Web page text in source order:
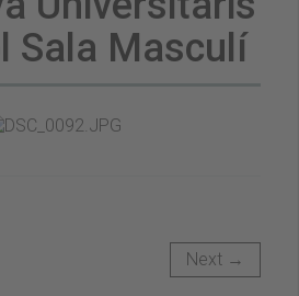
Sala Masculí
Next →